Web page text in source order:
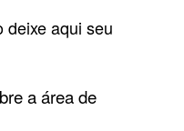
deixe aqui seu
a área de